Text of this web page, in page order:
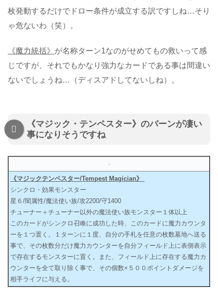
枚発動するだけでドロー条件が成立する訳ですしね…そり
ゃ危ないわ（笑）。
《魔力統括》 が名称ターン1なのがせめてもの救いって感
じですが、それでもかなり強力なカードである事は間違い
ないでしょうね…（ディスアドしてないしね）。
《マジック・テンペスター》のバーンが凄い
事になりそうですね
《マジックテンペスター/Tempest Magician》
シンクロ・効果モンスター
星６/闇属性/魔法使い族/攻2200/守1400
チューナー＋チューナー以外の魔法使い族モンスター１体以上
このカードがシンクロ召喚に成功した時、このカードに魔力カウンタ
ーを１つ置く。１ターンに１度、自分の手札を任意の枚数墓地へ送る
事で、その枚数分だけ魔力カウンターを自分フィールド上に表側表示
で存在するモンスターに置く。また、フィールド上に存在する魔力カ
ウンターを全て取り除く事で、その個数×５００ポイントダメージを
相手ライフに与える。